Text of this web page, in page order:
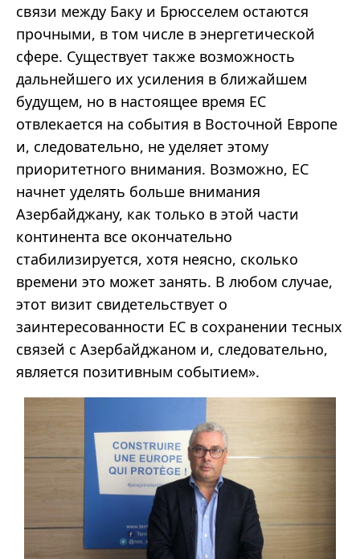
связи между Баку и Брюсселем остаются
прочными, в том числе в энергетической
сфере. Существует также возможность
дальнейшего их усиления в ближайшем
будущем, но в настоящее время ЕС
отвлекается на события в Восточной Европе
и, следовательно, не уделяет этому
приоритетного внимания. Возможно, ЕС
начнет уделять больше внимания
Азербайджану, как только в этой части
континента все окончательно
стабилизируется, хотя неясно, сколько
времени это может занять. В любом случае,
этот визит свидетельствует о
заинтересованности ЕС в сохранении тесных
связей с Азербайджаном и, следовательно,
является позитивным событием».